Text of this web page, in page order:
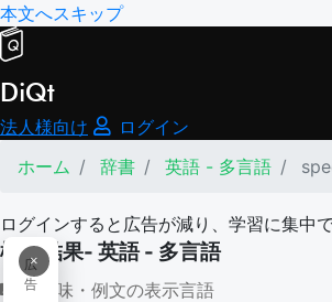
本文へスキップ
DiQt
法人様向け
ログイン
ホーム
辞書 英語 - 多言語
ログインすると広告が減り、学習に集中で
×
広
告
検索結果- 英語 - 多言語
意味・例文の表示言語